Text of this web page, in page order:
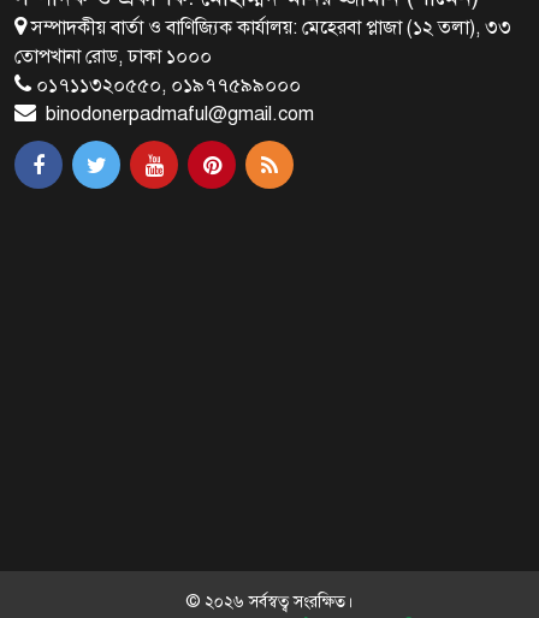
৪ বিয়ের পর অন্য নারীর ঘরে জামায়াত
সমর্থক!
প্রধানমন্ত্রীর সঙ্গে সাক্ষাৎ সৌদি আরবের
উপ পররাষ্ট্রমন্ত্রীর
সম্পাদকীয় বার্তা ও বাণিজ্যিক কার্যালয়: মেহেরবা প্লাজা (১২ তলা), ৩৩
তোপখানা রোড, ঢাকা ১০০০
০১৭১১৩২০৫৫০, ০১৯৭৭৫৯৯০০০
binodonerpadmaful@gmail.com
© ২০২৬ সর্বস্বত্ব সংরক্ষিত।